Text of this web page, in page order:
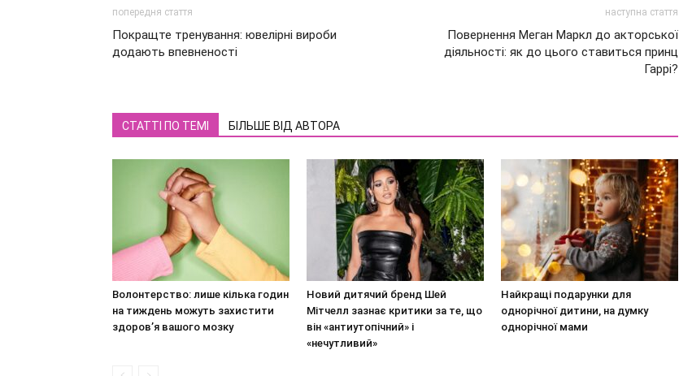
попередня стаття
Покращте тренування: ювелірні вироби
додають впевненості
наступна стаття
Повернення Меган Маркл до акторської
діяльності: як до цього ставиться принц
Гаррі?
СТАТТІ ПО ТЕМІ БІЛЬШЕ ВІД АВТОРА
Волонтерство: лише кілька годин
на тиждень можуть захистити
здоров’я вашого мозку
Новий дитячий бренд Шей
Мітчелл зазнає критики за те, що
він «антиутопічний» і
«нечутливий»
Найкращі подарунки для
однорічної дитини, на думку
однорічної мами